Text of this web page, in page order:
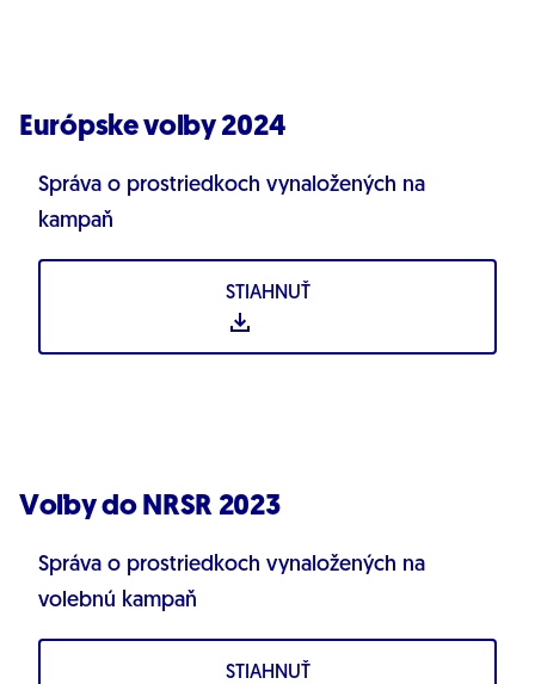
Európske voľby 2024
Správa o prostriedkoch vynaložených na
kampaň
STIAHNUŤ
Voľby do NRSR 2023
Správa o prostriedkoch vynaložených na
volebnú kampaň
STIAHNUŤ